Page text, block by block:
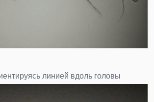
линией вдоль головы